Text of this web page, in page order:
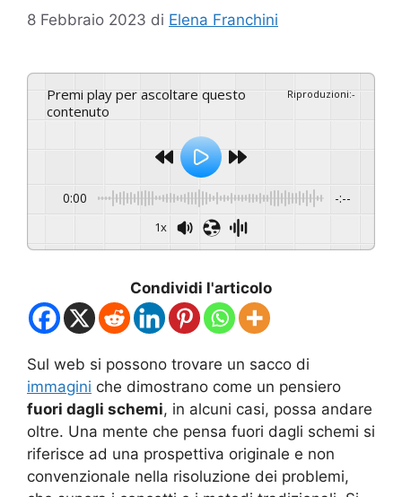
8 Febbraio 2023 di Elena Franchini
Premi play per ascoltare questo
contenuto
Riproduzioni:-
0:00 -:--
1x
Condividi l'articolo
Sul web si possono trovare un sacco di
immagini che dimostrano come un pensiero
fuori dagli schemi, in alcuni casi, possa andare
oltre. Una mente che pensa fuori dagli schemi si
riferisce ad una prospettiva originale e non
convenzionale nella risoluzione dei problemi,